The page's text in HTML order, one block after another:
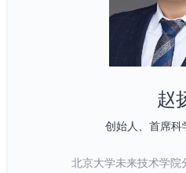
赵
创始人、首席科
北京大学未来技术学院